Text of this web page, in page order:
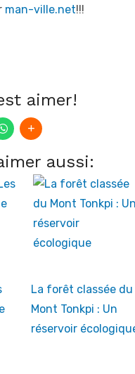
man-ville.net!!!
aimer!
aussi:
La forêt classée du
Mont Tonkpi : Un
réservoir